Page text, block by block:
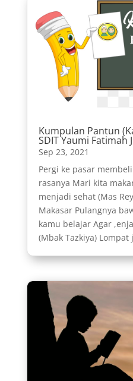
Kumpulan Pantun
SDIT Yaumi Fatimah
Sep 23, 2021
Pergi ke pasar
rasanya Mari kita
menjadi sehat (Mas
Makasar Pulangnya
kamu belajar Agar
(Mbak Tazkiya)